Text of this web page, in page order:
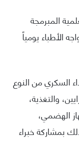
المبرمجة
الأطباء يومياً
السكري من النوع
والتغذية،
الهضمي،
بمشاركة خبراء